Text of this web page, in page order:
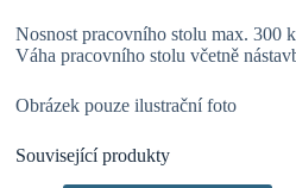
Nosnost pracovního stolu max. 300
Váha pracovního stolu včetně
Obrázek pouze ilustrační foto
Související produkty